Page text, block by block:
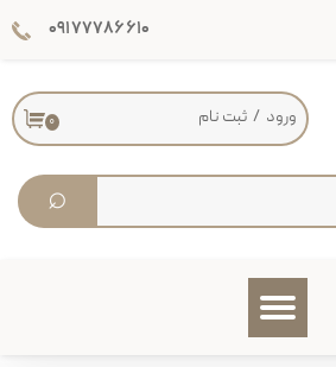
⌕
۰۹۱۷۷۷۸۶۶۱۰
۰ ورود / ثبت نام